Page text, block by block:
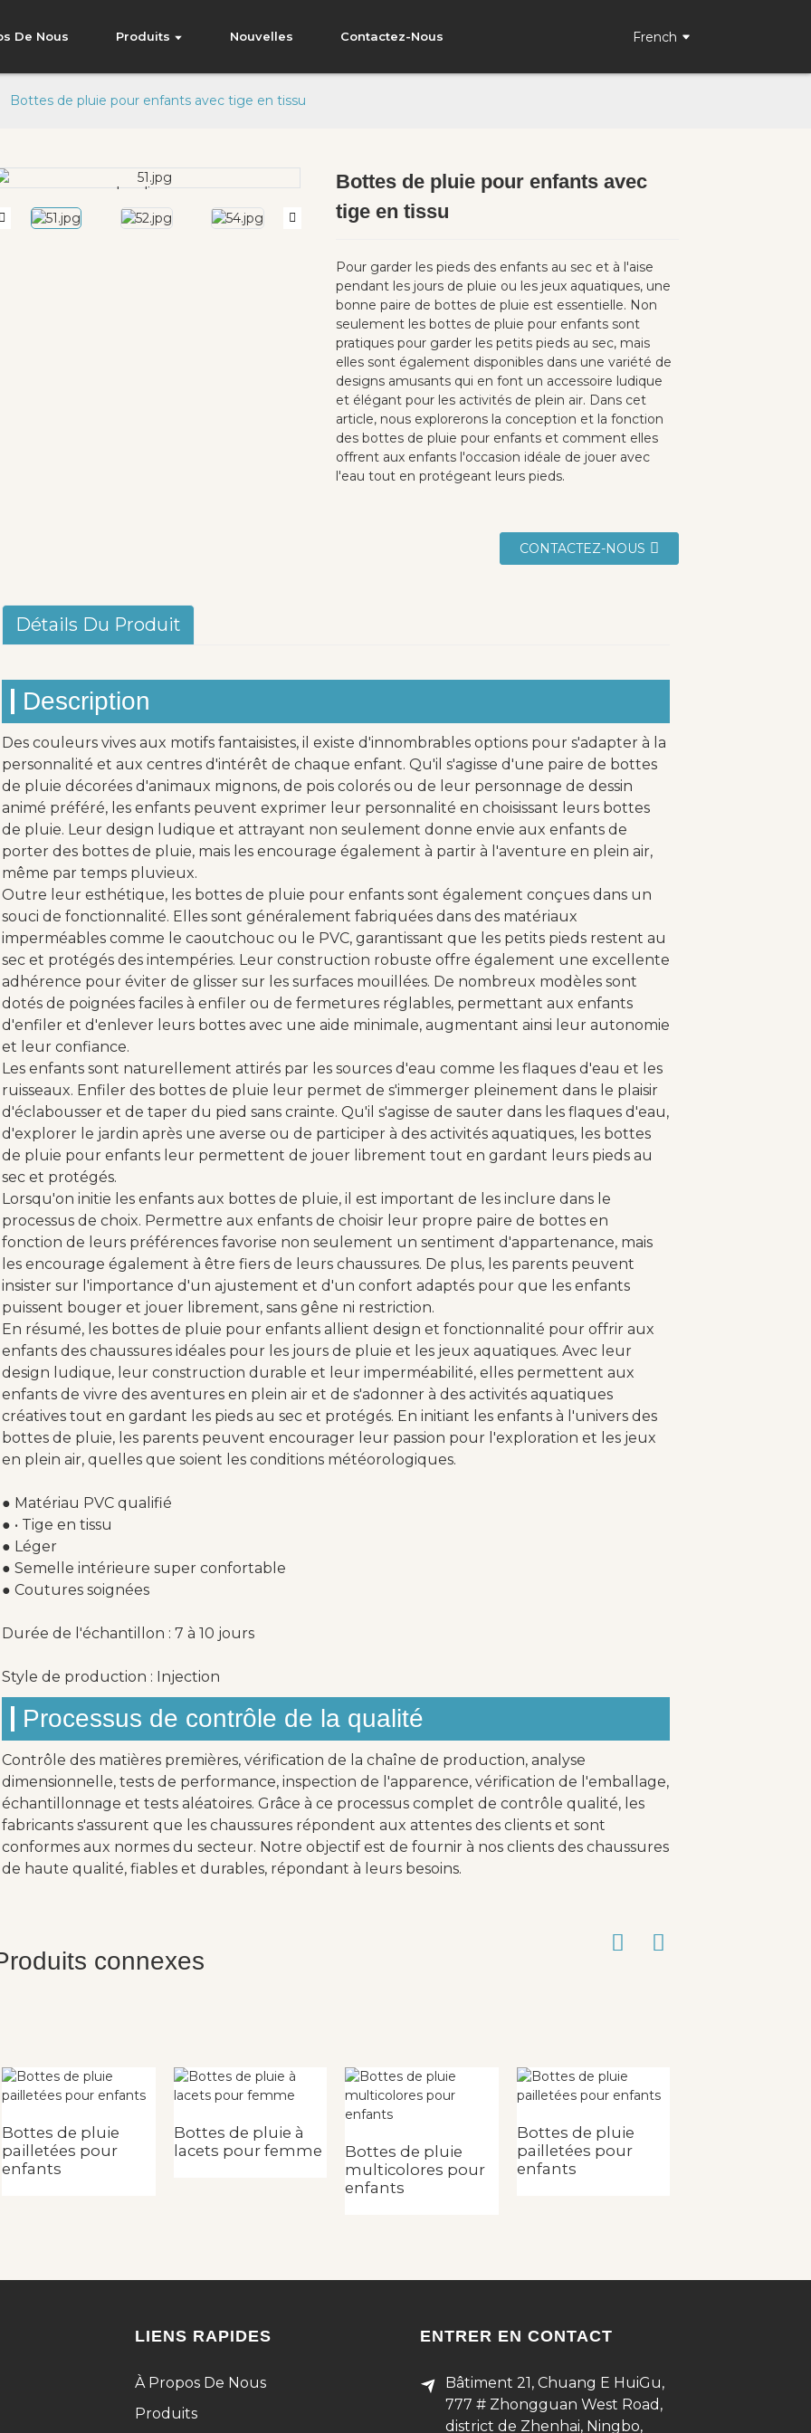
De Nous Produits Nouvelles Contactez-Nous French
Bottes de pluie pour enfants avec tige en tissu
Loading...
Loading... Loading...
Loading...
Bottes de pluie pour enfants avec
tige en tissu
Pour garder les pieds des enfants au sec et à l'aise
pendant les jours de pluie ou les jeux aquatiques, une
bonne paire de bottes de pluie est essentielle. Non
seulement les bottes de pluie pour enfants sont
pratiques pour garder les petits pieds au sec, mais
elles sont également disponibles dans une variété de
designs amusants qui en font un accessoire ludique
et élégant pour les activités de plein air. Dans cet
article, nous explorerons la conception et la fonction
des bottes de pluie pour enfants et comment elles
offrent aux enfants l'occasion idéale de jouer avec
l'eau tout en protégeant leurs pieds.
CONTACTEZ-NOUS
Détails Du Produit
Description
Des couleurs vives aux motifs fantaisistes, il existe d'innombrables options pour s'adapter à la
personnalité et aux centres d'intérêt de chaque enfant. Qu'il s'agisse d'une paire de bottes
de pluie décorées d'animaux mignons, de pois colorés ou de leur personnage de dessin
animé préféré, les enfants peuvent exprimer leur personnalité en choisissant leurs bottes
de pluie. Leur design ludique et attrayant non seulement donne envie aux enfants de
porter des bottes de pluie, mais les encourage également à partir à l'aventure en plein air,
même par temps pluvieux.
Outre leur esthétique, les bottes de pluie pour enfants sont également conçues dans un
souci de fonctionnalité. Elles sont généralement fabriquées dans des matériaux
imperméables comme le caoutchouc ou le PVC, garantissant que les petits pieds restent au
sec et protégés des intempéries. Leur construction robuste offre également une excellente
adhérence pour éviter de glisser sur les surfaces mouillées. De nombreux modèles sont
dotés de poignées faciles à enfiler ou de fermetures réglables, permettant aux enfants
d'enfiler et d'enlever leurs bottes avec une aide minimale, augmentant ainsi leur autonomie
et leur confiance.
Les enfants sont naturellement attirés par les sources d'eau comme les flaques d'eau et les
ruisseaux. Enfiler des bottes de pluie leur permet de s'immerger pleinement dans le plaisir
d'éclabousser et de taper du pied sans crainte. Qu'il s'agisse de sauter dans les flaques d'eau,
d'explorer le jardin après une averse ou de participer à des activités aquatiques, les bottes
de pluie pour enfants leur permettent de jouer librement tout en gardant leurs pieds au
sec et protégés.
Lorsqu'on initie les enfants aux bottes de pluie, il est important de les inclure dans le
processus de choix. Permettre aux enfants de choisir leur propre paire de bottes en
fonction de leurs préférences favorise non seulement un sentiment d'appartenance, mais
les encourage également à être fiers de leurs chaussures. De plus, les parents peuvent
insister sur l'importance d'un ajustement et d'un confort adaptés pour que les enfants
puissent bouger et jouer librement, sans gêne ni restriction.
En résumé, les bottes de pluie pour enfants allient design et fonctionnalité pour offrir aux
enfants des chaussures idéales pour les jours de pluie et les jeux aquatiques. Avec leur
design ludique, leur construction durable et leur imperméabilité, elles permettent aux
enfants de vivre des aventures en plein air et de s'adonner à des activités aquatiques
créatives tout en gardant les pieds au sec et protégés. En initiant les enfants à l'univers des
bottes de pluie, les parents peuvent encourager leur passion pour l'exploration et les jeux
en plein air, quelles que soient les conditions météorologiques.
● Matériau PVC qualifié
● • Tige en tissu
● Léger
● Semelle intérieure super confortable
● Coutures soignées
Durée de l'échantillon : 7 à 10 jours
Style de production : Injection
Processus de contrôle de la qualité
Contrôle des matières premières, vérification de la chaîne de production, analyse
dimensionnelle, tests de performance, inspection de l'apparence, vérification de l'emballage,
échantillonnage et tests aléatoires. Grâce à ce processus complet de contrôle qualité, les
fabricants s'assurent que les chaussures répondent aux attentes des clients et sont
conformes aux normes du secteur. Notre objectif est de fournir à nos clients des chaussures
de haute qualité, fiables et durables, répondant à leurs besoins.
connexes
Bottes de pluie
pailletées pour
enfants
Bottes de pluie à
lacets pour femme
Bottes de pluie
multicolores pour
enfants
Bottes de pluie
pailletées pour
enfants
LIENS RAPIDES
À Propos De Nous
Produits
ENTRER EN CONTACT
Bâtiment 21, Chuang E HuiGu,
777 # Zhongguan West Road,
district de Zhenhai, Ningbo,